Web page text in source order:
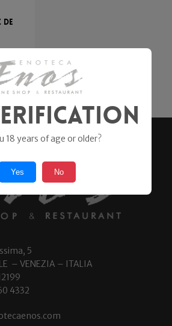
de
5
– VENEZIA – ITALIA
4332
18 years of age or older?
Yes No